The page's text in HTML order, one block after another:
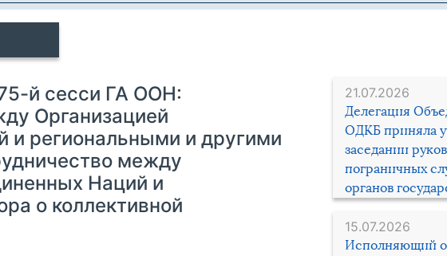
21.07.2026
Делегация
ОДКБ приняла
заседании
пограничных
органов
15.07.2026
Исполняющий
й сесси ГА ООН:
Организацией
и региональными и другими
между
Наций и
о коллективной